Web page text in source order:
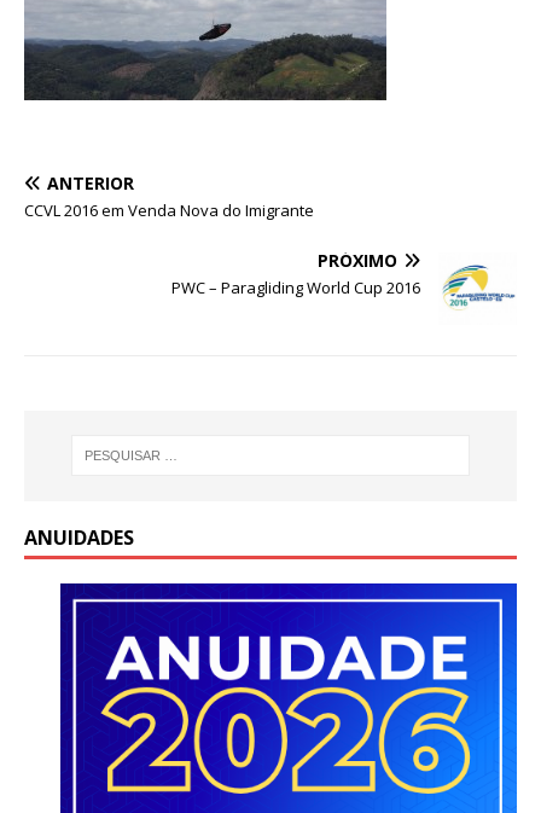
ANTERIOR
CCVL 2016 em Venda Nova do Imigrante
PRÓXIMO
PWC – Paragliding World Cup 2016
ANUIDADES